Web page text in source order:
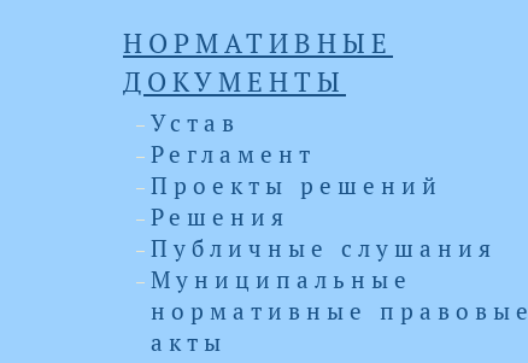
НОРМАТИВНЫЕ
ДОКУМЕНТЫ
Устав
Регламент
Проекты решений
Решения
Публичные слушания
Муниципальные
нормативные правовые
акты